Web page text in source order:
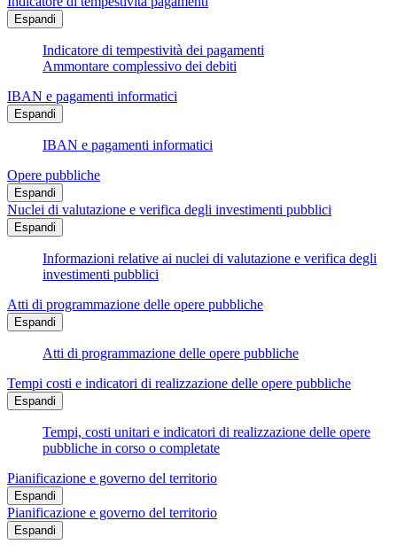
Espandi
Indicatore di tempestività dei pagamenti
Ammontare complessivo dei debiti
IBAN e pagamenti informatici
Espandi
IBAN e pagamenti informatici
Opere pubbliche
Espandi
Nuclei di valutazione e verifica degli investimenti pubblici
Espandi
Informazioni relative ai nuclei di valutazione e verifica degli
investimenti pubblici
Atti di programmazione delle opere pubbliche
Espandi
Atti di programmazione delle opere pubbliche
Tempi costi e indicatori di realizzazione delle opere pubbliche
Espandi
Tempi, costi unitari e indicatori di realizzazione delle opere
pubbliche in corso o completate
Pianificazione e governo del territorio
Espandi
Pianificazione e governo del territorio
Espandi